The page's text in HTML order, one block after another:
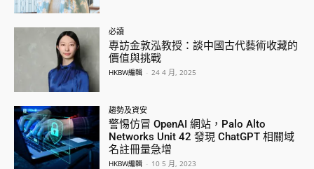
必讀
專訪金敦泓教授：談中國古代藝術收藏的
價值與挑戰
HKBW編輯 - 24 4 月, 2025
趨勢及資安
警惕仿冒 OpenAI 網站，Palo Alto
Networks Unit 42 發現 ChatGPT 相關域
名註冊量急增
HKBW編輯 - 10 5 月, 2023